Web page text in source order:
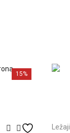
15%
Ležaji